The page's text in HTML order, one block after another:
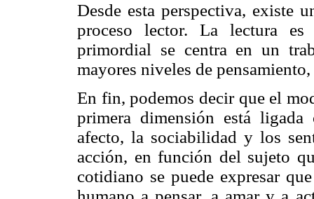
Desde esta perspectiva, existe
proceso lector. La lectura
primordial se centra en un
mayores niveles de
En fin, podemos decir que el
primera dimensión está
afecto, la sociabilidad y los
acción, en función del sujeto
cotidiano se puede expresar